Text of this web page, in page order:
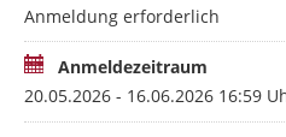
Anmeldung erforderlich
Anmeldezeitraum
20.05.2026 - 16.06.2026 16:59